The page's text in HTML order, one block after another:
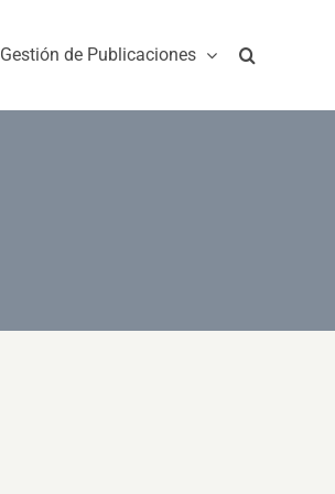
Gestión de Publicaciones